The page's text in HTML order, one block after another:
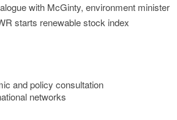
with McGinty, environment minister
starts renewable stock index
and policy consultation
networks